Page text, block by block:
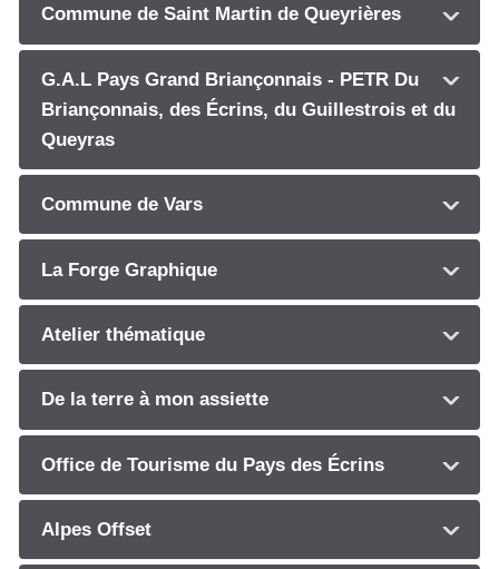
Commune de Saint Martin de Queyrières
G.A.L Pays Grand Briançonnais - PETR Du
Briançonnais, des Écrins, du Guillestrois et du
Queyras
Commune de Vars
La Forge Graphique
Atelier thématique
De la terre à mon assiette
Office de Tourisme du Pays des Écrins
Alpes Offset